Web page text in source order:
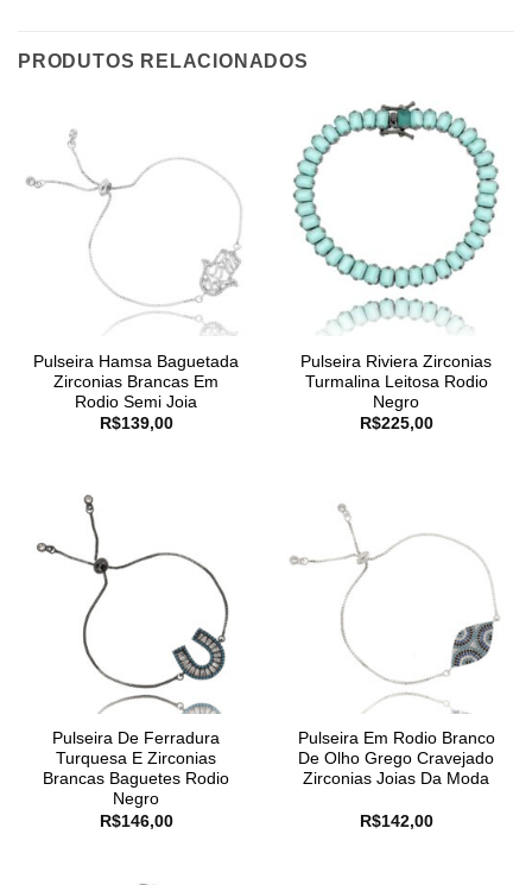
PRODUTOS RELACIONADOS
Pulseira Hamsa Baguetada
Zirconias Brancas Em
Rodio Semi Joia
R$139,00
Pulseira Riviera Zirconias
Turmalina Leitosa Rodio
Negro
R$225,00
Pulseira De Ferradura
Turquesa E Zirconias
Brancas Baguetes Rodio
Negro
R$146,00
Pulseira Em Rodio Branco
De Olho Grego Cravejado
Zirconias Joias Da Moda
R$142,00